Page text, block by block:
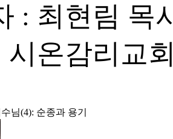
: 최현림 목
시온감리교
님(4): 순종과 용기